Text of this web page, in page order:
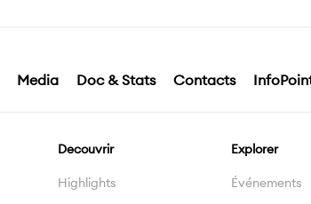
Media Doc & Stats Contacts
Decouvrir
Highlights
Explorer
Événements